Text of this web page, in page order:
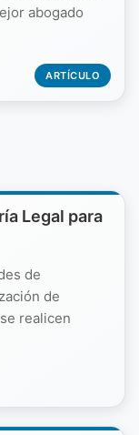
abogado
ARTÍCULO
Legal para
de
de
realicen